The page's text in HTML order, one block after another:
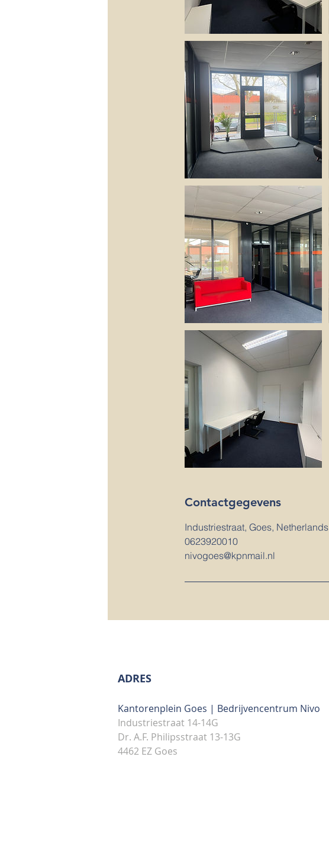
Contactgegevens
Industriestraat, Goes, Netherlands
0623920010
nivogoes@kpnmail.nl
ADRES
Kantorenplein Goes | Bedrijvencentrum Nivo
Industriestraat 14-14G
Dr. A.F. Philipsstraat 13-13G
4462 EZ Goes